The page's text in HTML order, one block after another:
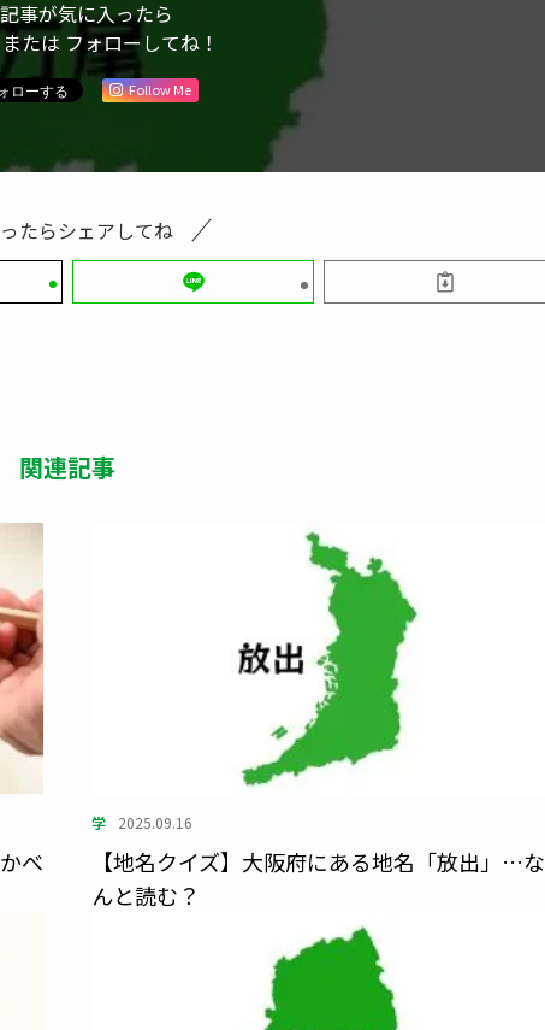
事が気に入ったら
たは フォローしてね！
Follow Me
たらシェアしてね
関連記事
べ
学 2025.09.16
【地名クイズ】大阪府にある地名「放出」…な
んと読む？